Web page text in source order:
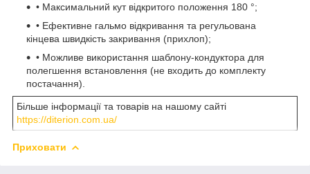
• Максимальний кут відкритого положення 180 °;
• Ефективне гальмо відкривання та регульована
кінцева швидкість закривання (прихлоп);
• Можливе використання шаблону-кондуктора для
полегшення встановлення (не входить до комплекту
постачання).
Більше інформації та товарів на нашому сайті
https://diterion.com.ua/
Приховати